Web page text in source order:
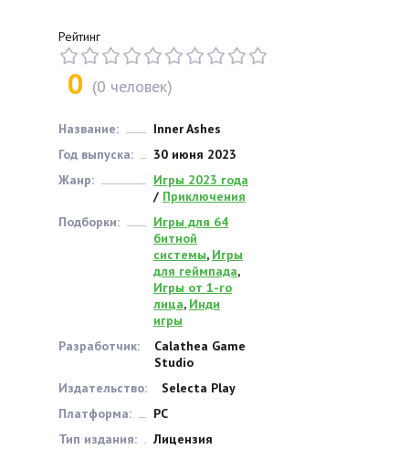
Рейтинг
0 (0 человек)
Название:
Inner Ashes
Год выпуска:
30 июня 2023
Жанр:
Игры 2023 года
/ Приключения
Подборки:
Игры для 64
битной
системы, Игры
для геймпада,
Игры от 1-го
лица, Инди
игры
Разработчик:
Calathea Game
Studio
Издательство:
Selecta Play
Платформа:
PC
Тип издания:
Лицензия